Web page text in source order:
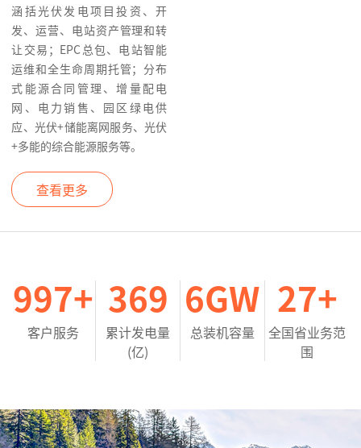
涵括光伏发电项目投资、开
发、运营、电站资产管理和转
让交易；EPC总包、电站智能
运维和全生命周期托管；分布
式能源合同管理、增量配电
网、电力销售、园区绿电供
应、光伏+储能离网服务、光伏
+多能的综合能源服务等。
查看更多
1000+
客户服务
370
累计发电量
(亿)
6GW
总装机容量
27+
全国省业务范
围